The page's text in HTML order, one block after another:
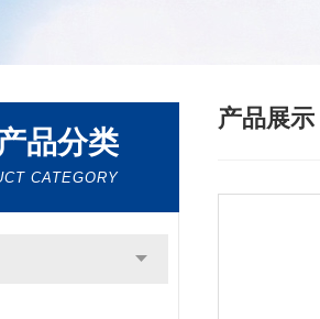
品分类
CATEGORY
产品展示